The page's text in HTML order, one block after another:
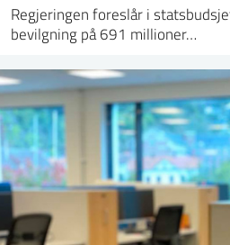
Regjeringen foreslår i
bevilgning på 691 millioner…